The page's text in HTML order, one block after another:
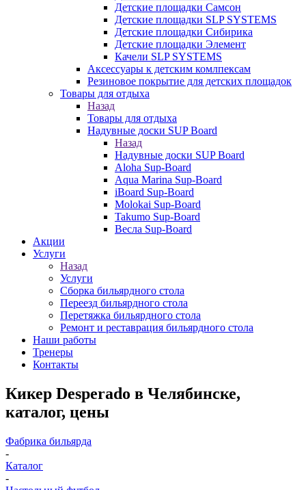
Детские площадки Самсон
Детские площадки SLP SYSTEMS
Детские площадки Сибирика
Детские площадки Элемент
Качели SLP SYSTEMS
Аксессуары к детским комлпексам
Резиновое покрытие для детских площадок
Товары для отдыха
Назад
Товары для отдыха
Надувные доски SUP Board
Назад
Надувные доски SUP Board
Aloha Sup-Board
Aqua Marina Sup-Board
iBoard Sup-Board
Molokai Sup-Board
Takumo Sup-Board
Весла Sup-Board
Акции
Услуги
Назад
Услуги
Сборка бильярдного стола
Переезд бильярдного стола
Перетяжка бильярдного стола
Ремонт и реставрация бильярдного стола
Наши работы
Тренеры
Контакты
Кикер Desperado в Челябинске,
каталог, цены
Фабрика бильярда
-
Каталог
-